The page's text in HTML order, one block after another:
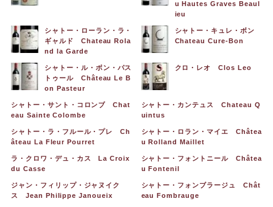
u Hautes Graves Beaul
ieu
シャトー・ローラン・ラ・
ギャルド Chateau Rola
nd la Garde
シャトー・キュレ・ボン
Chateau Cure-Bon
シャトー・ル・ボン・パス
トゥール Château Le B
on Pasteur
クロ・レオ Clos Leo
シャトー・サント・コロンブ Chat
eau Sainte Colombe
シャトー・カンテュス Chateau Q
uintus
シャトー・ラ・フルール・プレ Ch
âteau La Fleur Pourret
シャトー・ロラン・マイエ Châtea
u Rolland Maillet
ラ・クロワ・デュ・カス La Croix
du Casse
シャトー・フォントニール Châtea
u Fontenil
ジャン・フィリップ・ジャヌイク
ス Jean Philippe Janoueix
シャトー・フォンブラージュ Chât
eau Fombrauge